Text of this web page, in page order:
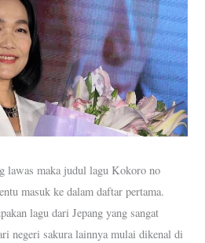
lawas maka judul lagu Kokoro no
masuk ke dalam daftar pertama.
lagu dari Jepang yang sangat
negeri sakura lainnya mulai dikenal di